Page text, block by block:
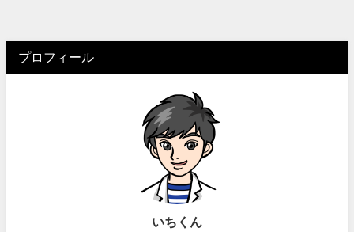
プロフィール
いちくん